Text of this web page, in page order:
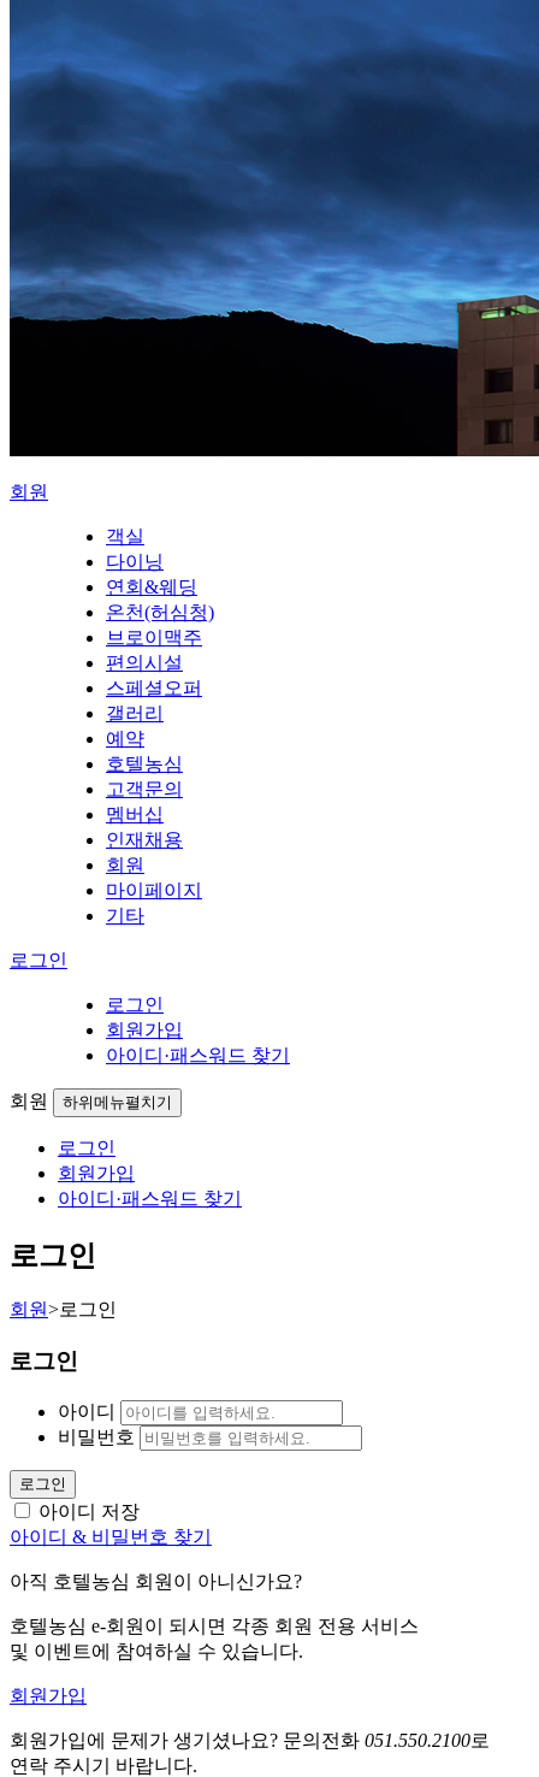
회원
객실
다이닝
연회&웨딩
온천(허심청)
브로이맥주
편의시설
스페셜오퍼
갤러리
예약
호텔농심
고객문의
멤버십
인재채용
회원
마이페이지
기타
로그인
로그인
회원가입
아이디·패스워드 찾기
회원 하위메뉴펼치기
로그인
회원가입
아이디·패스워드 찾기
로그인
회원>로그인
로그인
아이디
비밀번호
로그인
아이디 저장
아이디 & 비밀번호 찾기
아직 호텔농심 회원이 아니신가요?
호텔농심 e-회원이 되시면 각종 회원 전용 서비스
및 이벤트에 참여하실 수 있습니다.
회원가입
회원가입에 문제가 생기셨나요? 문의전화 051.550.2100로
연락 주시기 바랍니다.